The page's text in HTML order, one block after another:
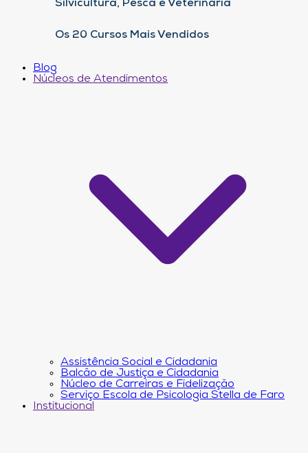
Silvicultura, Pesca e Veterinária
Os 20 Cursos Mais Vendidos
Blog
Núcleos de Atendimentos
Assistência Social e Cidadania
Balcão de Justiça e Cidadania
Núcleo de Carreiras e Fidelização
Serviço Escola de Psicologia Stella de Faro
Institucional